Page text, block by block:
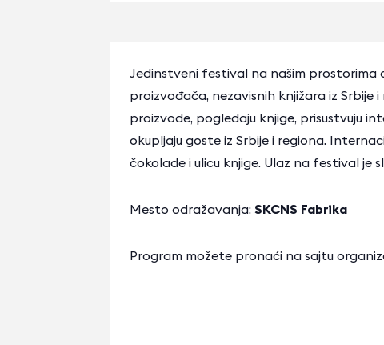
Jedinstveni festival na našim prostorima
proizvođača, nezavisnih knjižara iz
proizvode, pogledaju knjige, prisustvuju
okupljaju goste iz Srbije i regiona.
čokolade i ulicu knjige. Ulaz na festival je
Mesto odražavanja: SKCNS Fabrika
Program možete pronaći na sajtu